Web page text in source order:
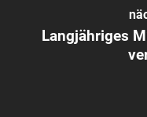
Langjähriges